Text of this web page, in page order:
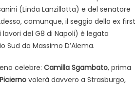
(Linda Lanzillotta) e del senatore
comunque, il seggio della ex first
del G8 di Napoli) è legata
Sud da Massimo D’Alema.
celebre: Camilla Sgambato, prima
volerà davvero a Strasburgo,